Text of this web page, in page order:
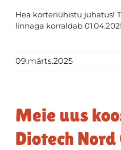
Hea korteriühistu juhatus!
linnaga korraldab
09.märts.2025
Meie uus
Diotech Nord